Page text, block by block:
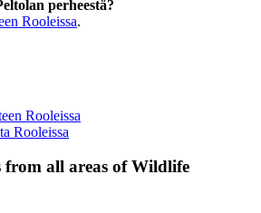
perheestä?
Rooleissa.
Rooleissa
Rooleissa
from all areas of Wildlife